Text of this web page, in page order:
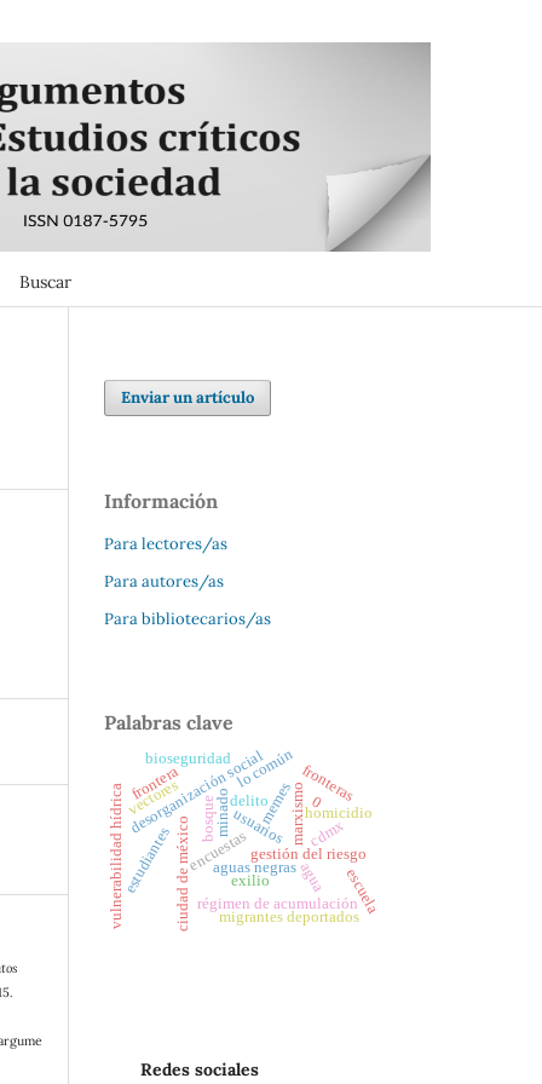
Buscar
Enviar un artículo
Información
Para lectores/as
Para autores/as
Para bibliotecarios/as
Palabras clave
marxismohomicidio
gestión del riesgo
aguas negras
usuarios
encuestas
memes
ciudad de méxico
desorganización social cdmx
delito
vulnerabilidad hídrica minado
bosque
agua
vectores
régimen de acumulaciónescuela
estudiantes
frontera lo común
exilio
fronteras
migrantes deportados
bioseguridad
0
Redes sociales